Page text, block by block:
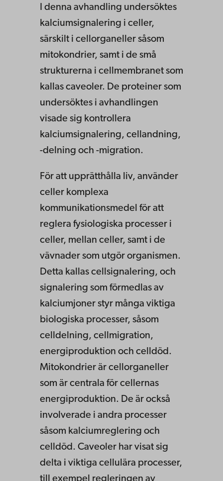
I denna avhandling undersöktes
kalciumsignalering i celler,
särskilt i cellorganeller såsom
mitokondrier, samt i de små
strukturerna i cellmembranet som
kallas caveoler. De proteiner som
undersöktes i avhandlingen
visade sig kontrollera
kalciumsignalering, cellandning,
-delning och -migration.
För att upprätthålla liv, använder
celler komplexa
kommunikationsmedel för att
reglera fysiologiska processer i
celler, mellan celler, samt i de
vävnader som utgör organismen.
Detta kallas cellsignalering, och
signalering som förmedlas av
kalciumjoner styr många viktiga
biologiska processer, såsom
celldelning, cellmigration,
energiproduktion och celldöd.
Mitokondrier är cellorganeller
som är centrala för cellernas
energiproduktion. De är också
involverade i andra processer
såsom kalciumreglering och
celldöd. Caveoler har visat sig
delta i viktiga cellulära processer,